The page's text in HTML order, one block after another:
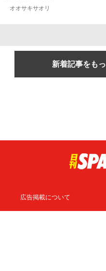
オオサキサオリ
新着記事をも
広告掲載について